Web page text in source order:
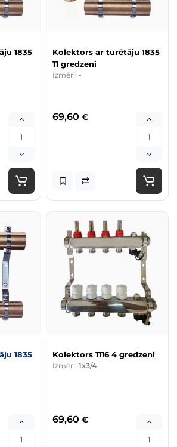
1835
Kolektors ar turētāju 1835
11 gredzeni
Izmēri: -
69,60 €
1835
Kolektors 1116 4 gredzeni
Izmēri: 1x3/4
69,60 €